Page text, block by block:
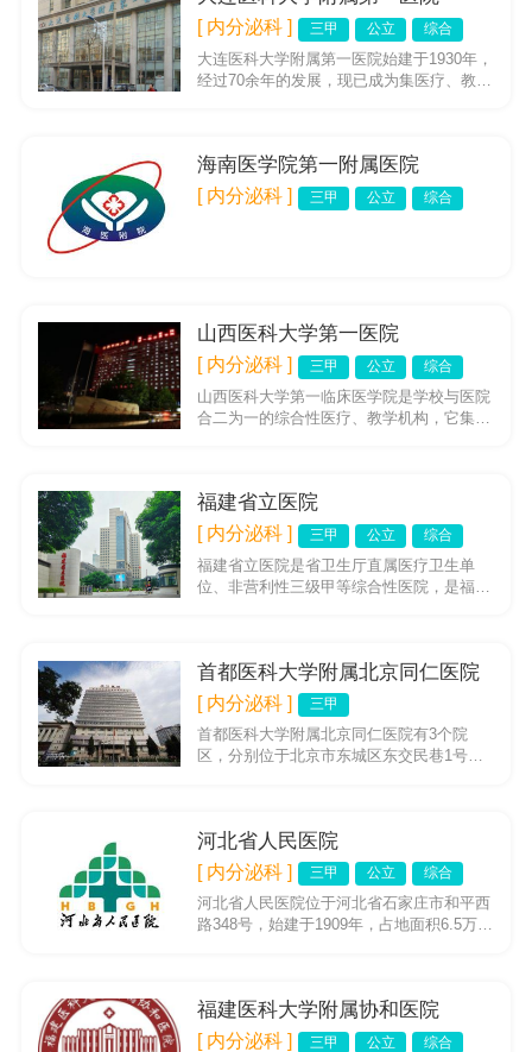
[ 内分泌科 ] 三甲 公立 综合
大连医科大学附属第一医院始建于1930年，
经过70余年的发展，现已成为集医疗、教
海南医学院第一附属医院
[ 内分泌科 ] 三甲 公立 综合
山西医科大学第一医院
[ 内分泌科 ] 三甲 公立 综合
山西医科大学第一临床医学院是学校与医院
合二为一的综合性医疗、教学机构，它集医
福建省立医院
[ 内分泌科 ] 三甲 公立 综合
福建省立医院是省卫生厅直属医疗卫生单
位、非营利性三级甲等综合性医院，是福建
首都医科大学附属北京同仁医院
[ 内分泌科 ] 三甲
首都医科大学附属北京同仁医院有3个院
区，分别位于北京市东城区东交民巷1号、
河北省人民医院
[ 内分泌科 ] 三甲 公立 综合
河北省人民医院位于河北省石家庄市和平西
路348号，始建于1909年，占地面积6.5万平
福建医科大学附属协和医院
[ 内分泌科 ] 三甲 公立 综合